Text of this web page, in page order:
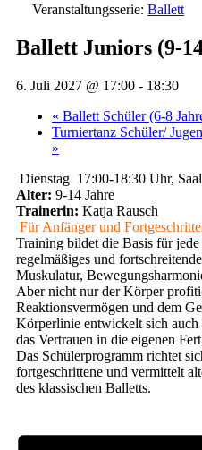
Veranstaltungsserie: Ballett
Ballett Juniors (9-
6. Juli 2027 @ 17:00 - 18:30
« Ballett Schüler (6-8
Turniertanz Schüler/
»
Dienstag 17:00-18:30 Uhr, Saal
Alter: 9-14 Jahre
Trainerin: Katja Rausch
Für Anfänger und
Training bildet die Basis für
regelmäßiges und
Muskulatur,
Aber nicht nur der Körper
Reaktionsvermögen und dem
Körperlinie entwickelt sich
das Vertrauen in die eigenen
Das Schülerprogramm richtet
fortgeschrittene und vermittelt
des klassischen Balletts.